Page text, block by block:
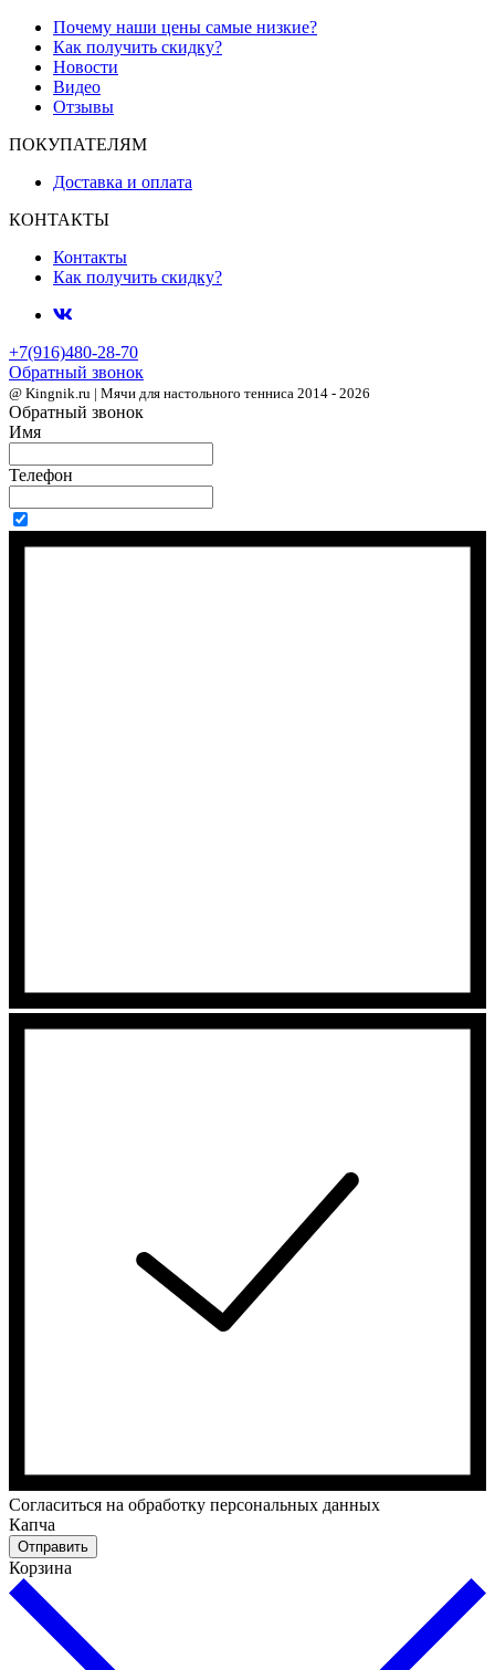
Почему наши цены самые низкие?
Как получить скидку?
Новости
Видео
Отзывы
ПОКУПАТЕЛЯМ
Доставка и оплата
КОНТАКТЫ
Контакты
Как получить скидку?
+7(916)480-28-70
Обратный звонок
@ Kingnik.ru | Мячи для настольного тенниса 2014 - 2026
Обратный звонок
Имя
Телефон
Cогласиться на обработку персональных данных
Капча
Отправить
Корзина